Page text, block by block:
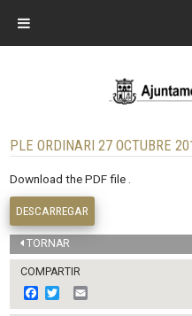
PLE ORDINARI 27 OCTUBRE
Download the PDF file .
DESCARREGAR
TORNAR
COMPARTIR
F
a
w
m